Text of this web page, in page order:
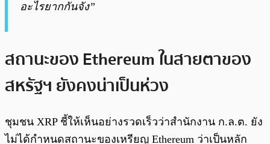
อะไรยากกันจัง”
สถานะของ Ethereum ในสายตาของ
สหรัฐฯ ยังคงน่าเป็นห่วง
ชุมชน XRP ชี้ให้เห็นอย่างรวดเร็วว่าสำนักงาน ก.ล.ต. ยัง
ไม่ได้กำหนดสถานะของเหรียญ Ethereum ว่าเป็นหลัก